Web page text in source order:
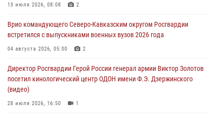
Смольного собора в Санкт-Петербурге (видео)
07 августа 2026, 11:34
взрывобезопасности
13 июля 2026, 08:08 2
Врио командующего Северо-Кавказским округом Росгвардии
встретился с выпускниками военных вузов 2026 года
04 августа 2026, 05:00 2
Директор Росгвардии Герой России генерал армии Виктор Золотов
посетил кинологический центр ОДОН имени Ф.Э. Дзержинского
(видео)
28 июля 2026, 16:50 1